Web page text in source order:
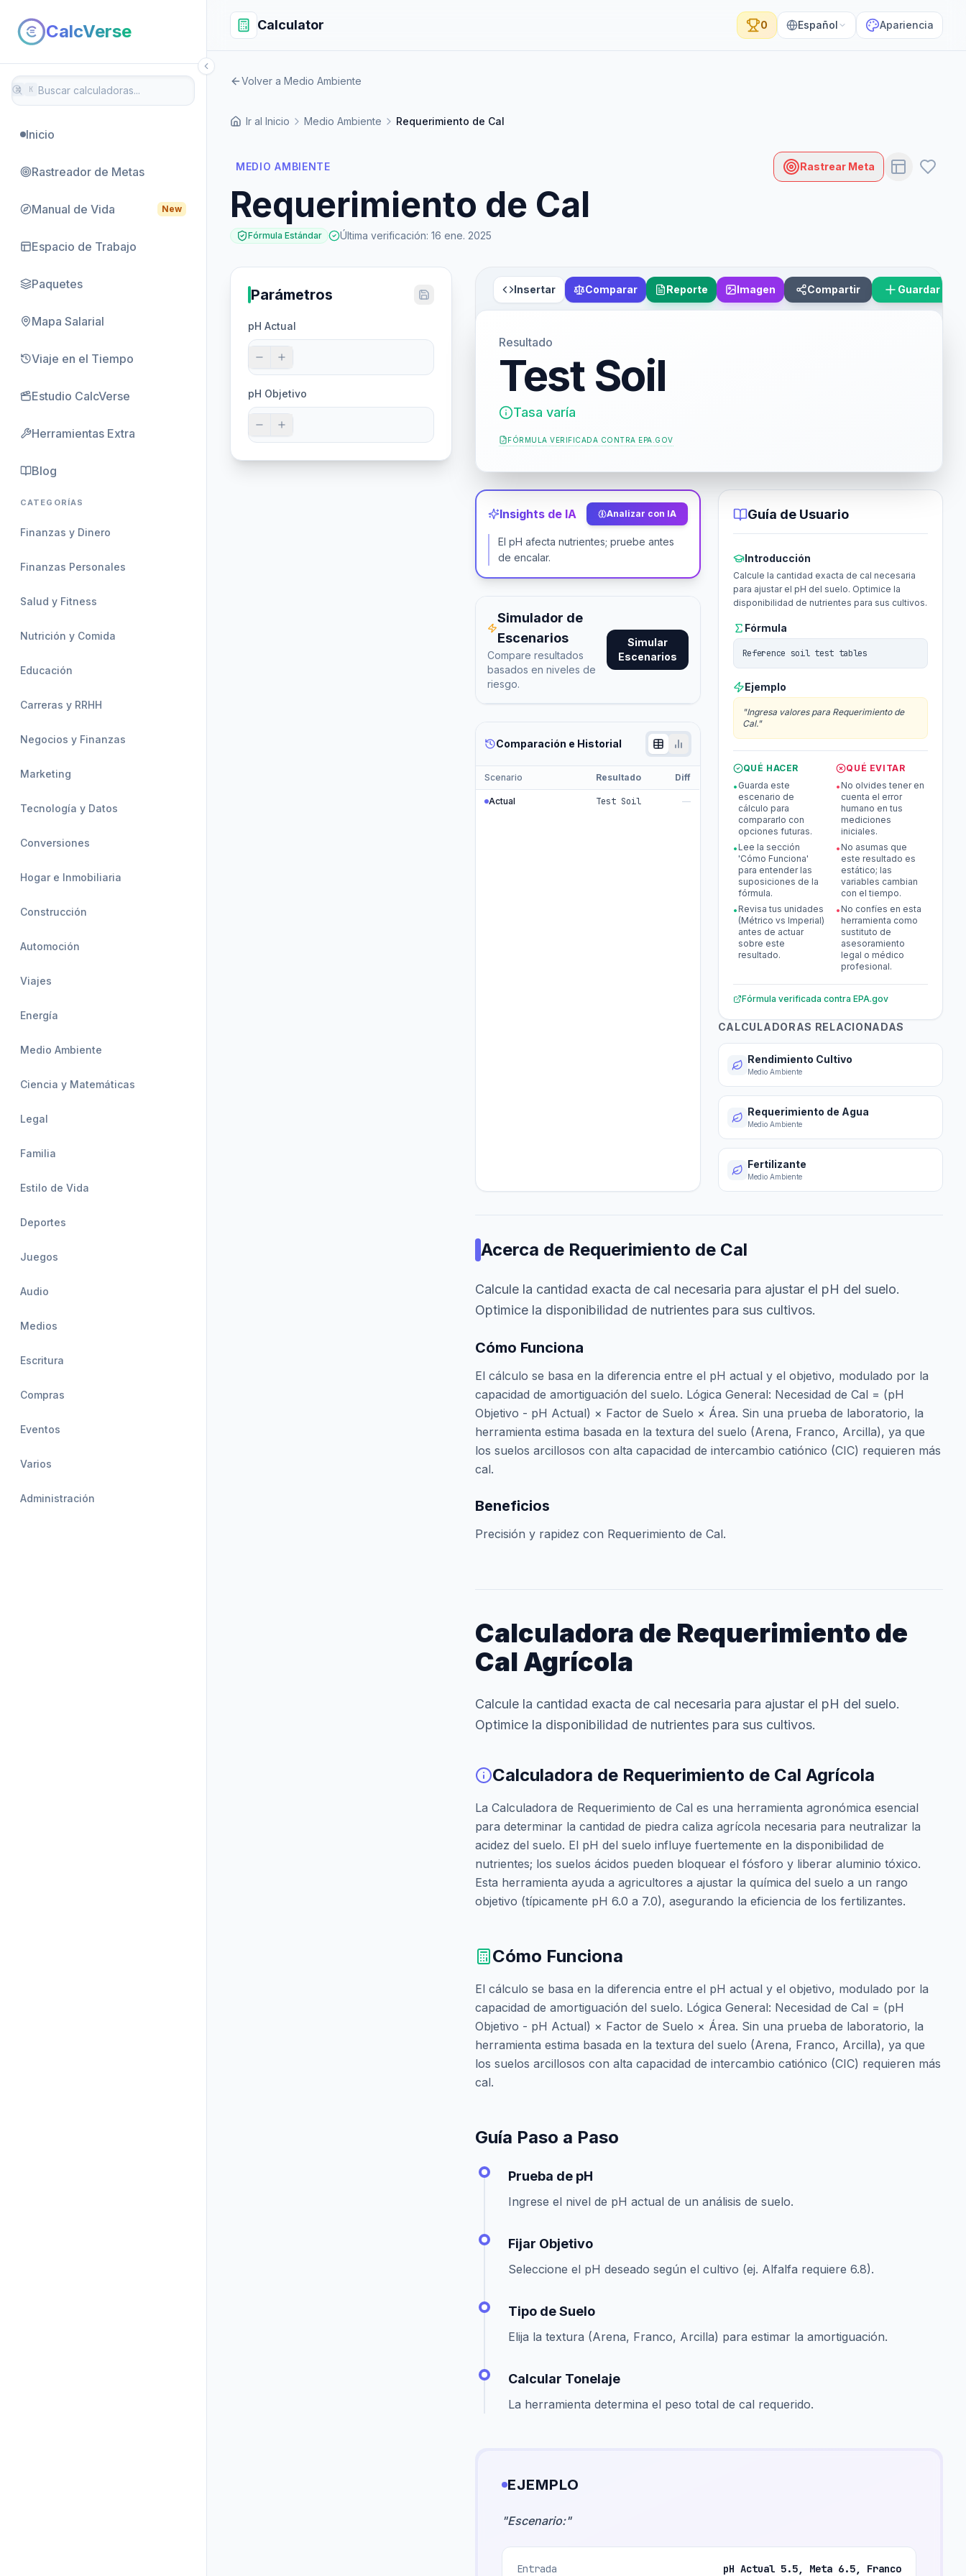
CalcVerse
⌘ K
Inicio
Rastreador de Metas
Manual de Vida New
Espacio de Trabajo
Paquetes
Mapa Salarial
Viaje en el Tiempo
Estudio CalcVerse
Herramientas Extra
Blog
CATEGORÍAS
Finanzas y Dinero
Finanzas Personales
Salud y Fitness
Nutrición y Comida
Educación
Carreras y RRHH
Negocios y Finanzas
Marketing
Tecnología y Datos
Conversiones
Hogar e Inmobiliaria
Construcción
Automoción
Viajes
Energía
Medio Ambiente
Ciencia y Matemáticas
Legal
Familia
Estilo de Vida
Deportes
Juegos
Audio
Medios
Escritura
Compras
Eventos
Varios
Administración
Calculator 0 Español Apariencia
Volver a Medio Ambiente
Ir al Inicio Medio Ambiente Requerimiento de Cal
MEDIO AMBIENTE Rastrear Meta
Requerimiento de Cal
Fórmula Estándar Última verificación: 16 ene. 2025
Parámetros
pH Actual
pH Objetivo
Insertar Comparar Reporte Imagen Compartir Guardar
Resultado
Test Soil
Tasa varía
FÓRMULA VERIFICADA CONTRA EPA.GOV
Insights de IA Analizar con IA
El pH afecta nutrientes; pruebe antes
de encalar.
Simulador de
Escenarios
Compare resultados
basados en niveles de
riesgo.
Simular
Escenarios
Comparación e Historial
Scenario Resultado Diff
Actual Test Soil —
Guía de Usuario
Introducción
Calcule la cantidad exacta de cal necesaria
para ajustar el pH del suelo. Optimice la
disponibilidad de nutrientes para sus cultivos.
Fórmula
Reference soil test tables
Ejemplo
"Ingresa valores para Requerimiento de
Cal."
QUÉ HACER
• Guarda este
escenario de
cálculo para
compararlo con
opciones futuras.
• Lee la sección
'Cómo Funciona'
para entender las
suposiciones de la
fórmula.
• Revisa tus unidades
(Métrico vs Imperial)
antes de actuar
sobre este
resultado.
QUÉ EVITAR
• No olvides tener en
cuenta el error
humano en tus
mediciones
iniciales.
• No asumas que
este resultado es
estático; las
variables cambian
con el tiempo.
• No confíes en esta
herramienta como
sustituto de
asesoramiento
legal o médico
profesional.
Fórmula verificada contra EPA.gov
CALCULADORAS RELACIONADAS
Rendimiento Cultivo
Medio Ambiente
Requerimiento de Agua
Medio Ambiente
Fertilizante
Medio Ambiente
Acerca de Requerimiento de Cal
Calcule la cantidad exacta de cal necesaria para ajustar el pH del suelo.
Optimice la disponibilidad de nutrientes para sus cultivos.
Cómo Funciona
El cálculo se basa en la diferencia entre el pH actual y el objetivo, modulado por la
capacidad de amortiguación del suelo. Lógica General: Necesidad de Cal = (pH
Objetivo - pH Actual) × Factor de Suelo × Área. Sin una prueba de laboratorio, la
herramienta estima basada en la textura del suelo (Arena, Franco, Arcilla), ya que
los suelos arcillosos con alta capacidad de intercambio catiónico (CIC) requieren más
cal.
Beneficios
Precisión y rapidez con Requerimiento de Cal.
Calculadora de Requerimiento de
Cal Agrícola
Calcule la cantidad exacta de cal necesaria para ajustar el pH del suelo.
Optimice la disponibilidad de nutrientes para sus cultivos.
Calculadora de Requerimiento de Cal Agrícola
La Calculadora de Requerimiento de Cal es una herramienta agronómica esencial
para determinar la cantidad de piedra caliza agrícola necesaria para neutralizar la
acidez del suelo. El pH del suelo influye fuertemente en la disponibilidad de
nutrientes; los suelos ácidos pueden bloquear el fósforo y liberar aluminio tóxico.
Esta herramienta ayuda a agricultores a ajustar la química del suelo a un rango
objetivo (típicamente pH 6.0 a 7.0), asegurando la eficiencia de los fertilizantes.
Cómo Funciona
El cálculo se basa en la diferencia entre el pH actual y el objetivo, modulado por la
capacidad de amortiguación del suelo. Lógica General: Necesidad de Cal = (pH
Objetivo - pH Actual) × Factor de Suelo × Área. Sin una prueba de laboratorio, la
herramienta estima basada en la textura del suelo (Arena, Franco, Arcilla), ya que
los suelos arcillosos con alta capacidad de intercambio catiónico (CIC) requieren más
cal.
Guía Paso a Paso
Prueba de pH
Ingrese el nivel de pH actual de un análisis de suelo.
Fijar Objetivo
Seleccione el pH deseado según el cultivo (ej. Alfalfa requiere 6.8).
Tipo de Suelo
Elija la textura (Arena, Franco, Arcilla) para estimar la amortiguación.
Calcular Tonelaje
La herramienta determina el peso total de cal requerido.
EJEMPLO
"Escenario:"
Entrada pH Actual 5.5, Meta 6.5, Franco